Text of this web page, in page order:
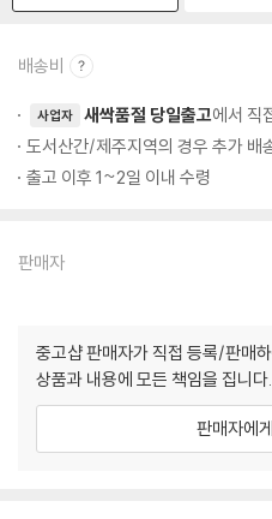
배송비
사업자 새싹품절 당일출고에서 직
도서산간/제주지역의 경우 추가 배
출고 이후 1~2일 이내 수령
판매자
중고샵 판매자가 직접 등록/판매
상품과 내용에 모든 책임을 집니다.
판매자에